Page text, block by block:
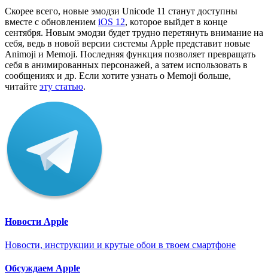
Скорее всего, новые эмодзи Unicode 11 станут доступны
вместе с обновлением iOS 12, которое выйдет в конце
сентября. Новым эмодзи будет трудно перетянуть внимание на
себя, ведь в новой версии системы Apple представит новые
Animoji и Memoji. Последняя функция позволяет превращать
себя в анимированных персонажей, а затем использовать в
сообщениях и др. Если хотите узнать о Memoji больше,
читайте эту статью.
Новости Apple
Новости, инструкции и крутые обои в твоем смартфоне
Обсуждаем Apple